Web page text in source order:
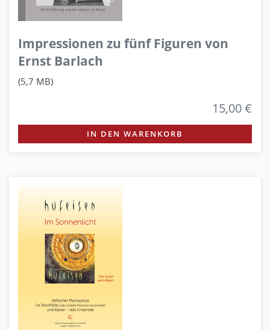
Impressionen zu fünf Figuren von
Ernst Barlach
(5,7 MB)
15,00 €
IN DEN WARENKORB